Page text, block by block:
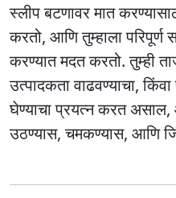
स्लीप बटणावर मात
करतो, आणि तुम्हाला परिपूर्ण
करण्यात मदत करतो. तुम्ही
उत्पादकता वाढवण्याचा,
घेण्याचा प्रयत्न करत असाल,
उठण्यास, चमकण्यास, आणि